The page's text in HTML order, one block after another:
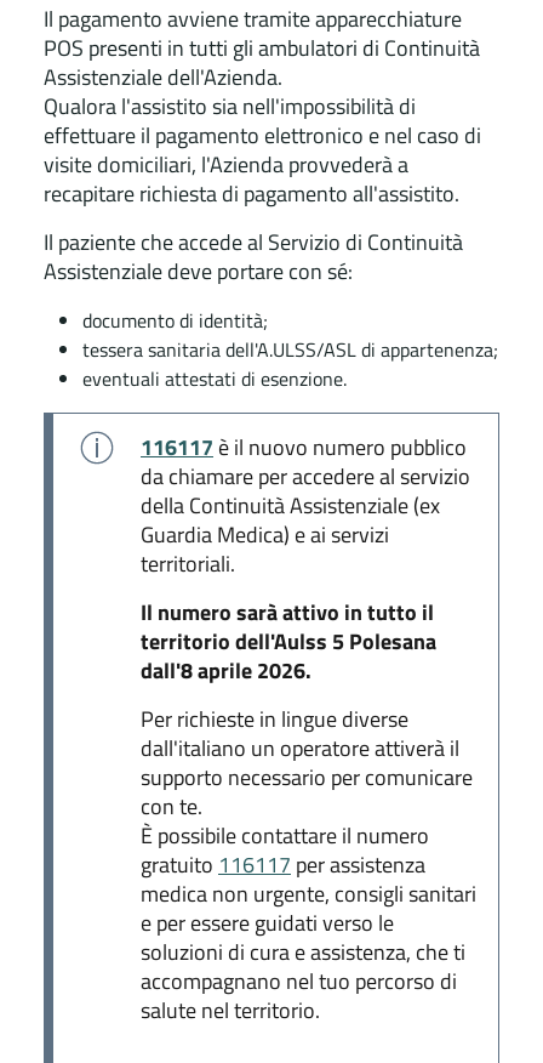
Il pagamento avviene tramite apparecchiature
POS presenti in tutti gli ambulatori di Continuità
Assistenziale dell'Azienda.
Qualora l'assistito sia nell'impossibilità di
effettuare il pagamento elettronico e nel caso di
visite domiciliari, l'Azienda provvederà a
recapitare richiesta di pagamento all'assistito.
Il paziente che accede al Servizio di Continuità
Assistenziale deve portare con sé:
documento di identità;
tessera sanitaria dell'A.ULSS/ASL di appartenenza;
eventuali attestati di esenzione.
116117 è il nuovo numero pubblico
da chiamare per accedere al servizio
della Continuità Assistenziale (ex
Guardia Medica) e ai servizi
territoriali.
Il numero sarà attivo in tutto il
territorio dell'Aulss 5 Polesana
dall'8 aprile 2026.
Per richieste in lingue diverse
dall'italiano un operatore attiverà il
supporto necessario per comunicare
con te.
È possibile contattare il numero
gratuito 116117 per assistenza
medica non urgente, consigli sanitari
e per essere guidati verso le
soluzioni di cura e assistenza, che ti
accompagnano nel tuo percorso di
salute nel territorio.